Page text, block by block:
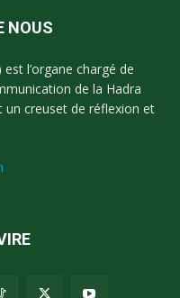
NOUS
l’organe chargé de
de la Hadra
un creuset de réflexion et